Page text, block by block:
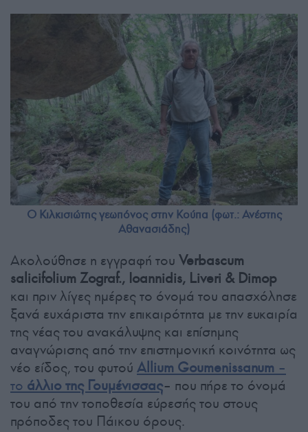
Ο Κιλκισιώτης γεωπόνος στην Κούπα (φωτ.: Ανέστης
Αθανασιάδης)
Ακολούθησε η εγγραφή του Verbascum
salicifolium Zograf., Ioannidis, Liveri & Dimop
και πριν λίγες ημέρες το όνομά του απασχόλησε
ξανά ευχάριστα την επικαιρότητα με την ευκαιρία
της νέας του ανακάλυψης και επίσημης
αναγνώρισης από την επιστημονική κοινότητα ως
νέο είδος, του φυτού Allium Goumenissanum –
το άλλιο της Γουμένισσας– που πήρε το όνομά
του από την τοποθεσία εύρεσής του στους
πρόποδες του Πάικου όρους.